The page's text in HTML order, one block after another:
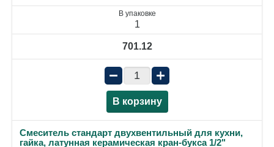
В упаковке
1
701.12
− +
В корзину
Смеситель стандарт двухвентильный для кухни,
гайка, латунная керамическая кран-букса 1/2"